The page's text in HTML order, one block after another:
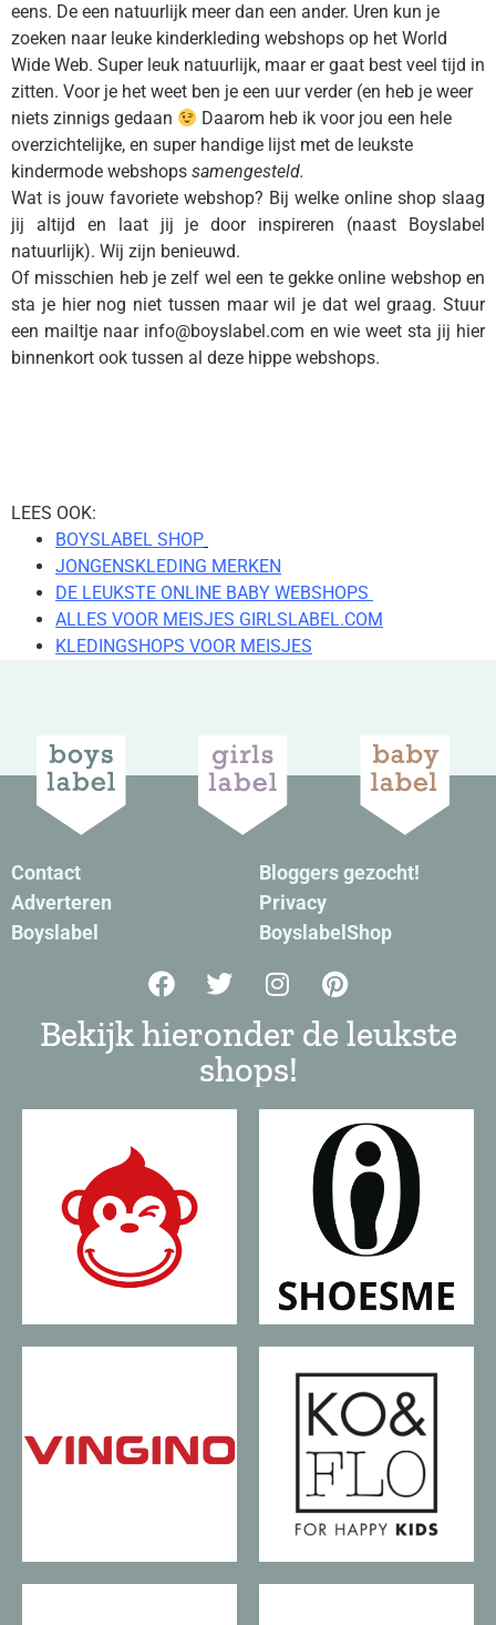
eens. De een natuurlijk meer dan een ander. Uren kun je
zoeken naar leuke kinderkleding webshops op het World
Wide Web. Super leuk natuurlijk, maar er gaat best veel tijd in
zitten. Voor je het weet ben je een uur verder (en heb je weer
niets zinnigs gedaan
Daarom heb ik voor jou een hele
overzichtelijke, en super handige lijst met de leukste
kindermode webshops samengesteld.
Wat is jouw favoriete webshop? Bij welke online shop slaag
jij altijd en laat jij je door inspireren (naast Boyslabel
natuurlijk). Wij zijn benieuwd.
Of misschien heb je zelf wel een te gekke online webshop en
sta je hier nog niet tussen maar wil je dat wel graag. Stuur
een mailtje naar info@boyslabel.com en wie weet sta jij hier
binnenkort ook tussen al deze hippe webshops.
LEES OOK:
BOYSLABEL SHOP
JONGENSKLEDING MERKEN
DE LEUKSTE ONLINE BABY WEBSHOPS
ALLES VOOR MEISJES GIRLSLABEL.COM
KLEDINGSHOPS VOOR MEISJES
Contact
Adverteren
Boyslabel
Bloggers gezocht!
Privacy
BoyslabelShop
Bekijk hieronder de leukste
shops!